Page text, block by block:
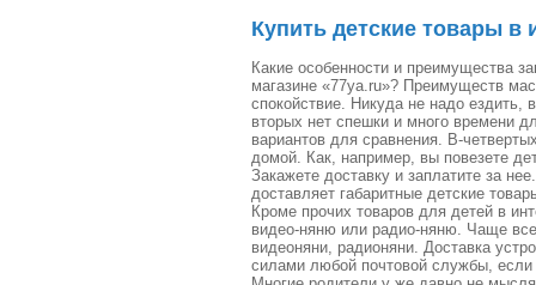
Купить детские товары в
Какие особенности и преимущества
магазине «77ya.ru»? Преимуществ
спокойствие. Никуда не надо
вторых нет спешки и много времени
вариантов для сравнения. В-
домой. Как, например, вы повезете
Закажете доставку и заплатите за
доставляет габаритные детские
Кроме прочих товаров для детей в
видео-няню или радио-няню. Чаще
видеоняни, радионяни. Доставка
силами любой почтовой службы,